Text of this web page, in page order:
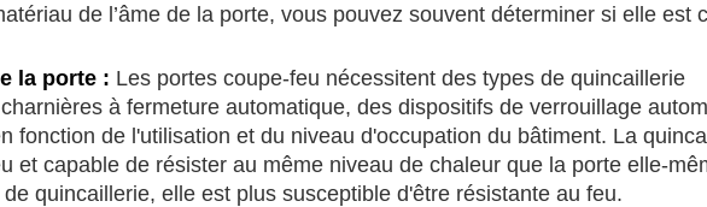
de l’âme de la porte, vous pouvez souvent déterminer si elle est
la porte : Les portes coupe-feu nécessitent des types de quincaillerie
à fermeture automatique, des dispositifs de verrouillage
fonction de l'utilisation et du niveau d'occupation du bâtiment. La
et capable de résister au même niveau de chaleur que la porte elle-
quincaillerie, elle est plus susceptible d'être résistante au feu.